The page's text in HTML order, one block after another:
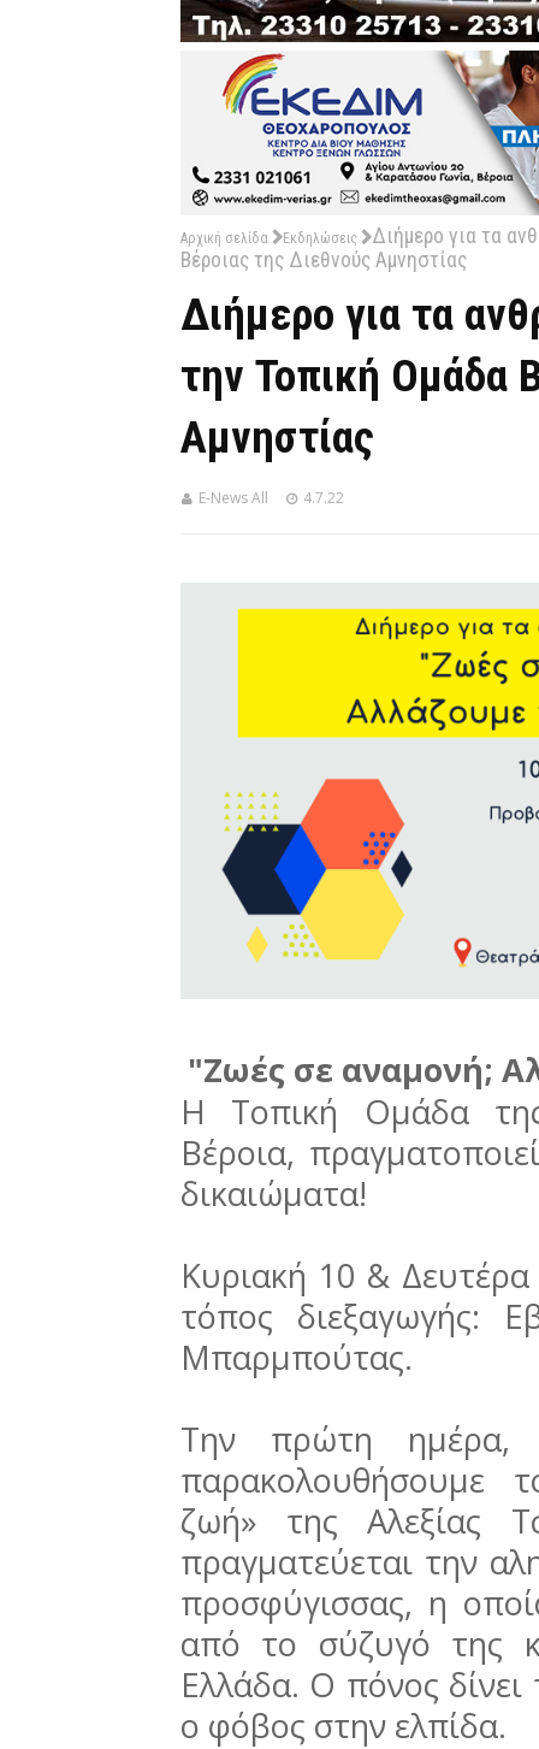
Αρχική σελίδα Εκδηλώσεις
Διήμερο για τα
Βέροιας της Διεθνούς Αμνηστίας
Διήμερο για τα
την Τοπική Ομάδα
Αμνηστίας
E-News All 4.7.22
"Ζωές σε αναμονή;
Η Τοπική Ομάδα
Βέροια,
δικαιώματα!
Κυριακή 10 &
τόπος διεξαγωγής:
Μπαρμπούτας.
Την πρώτη ημέρα,
παρακολουθήσουμε
ζωή» της Αλεξίας
πραγματεύεται την
προσφύγισσας, η
από το σύζυγό της
Ελλάδα. Ο πόνος
ο φόβος στην ελπίδα.